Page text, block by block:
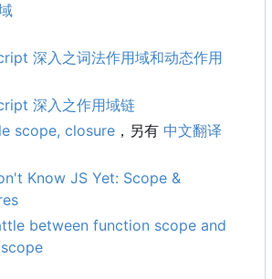
深入之词法作用域和动态作用
深入之作用域链
scope, closure ，另有 中文翻译
Know JS Yet: Scope &
between function scope and